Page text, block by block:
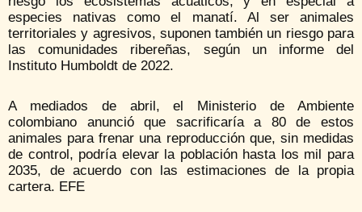
especies nativas como el manatí. Al ser animales
territoriales y agresivos, suponen también un riesgo para
las comunidades ribereñas, según un informe del
Instituto Humboldt de 2022.
A mediados de abril, el Ministerio de Ambiente
colombiano anunció que sacrificaría a 80 de estos
animales para frenar una reproducción que, sin medidas
de control, podría elevar la población hasta los mil para
2035, de acuerdo con las estimaciones de la propia
cartera. EFE